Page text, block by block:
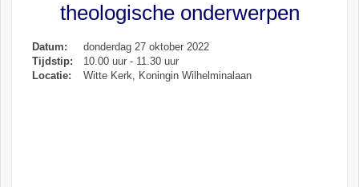
theologische onderwerpen
Datum:
donderdag 27 oktober 2022
Tijdstip:
10.00 uur - 11.30 uur
Locatie:
Witte Kerk, Koningin Wilhelminalaan